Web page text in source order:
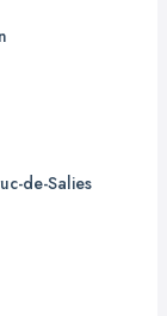
de-Salies